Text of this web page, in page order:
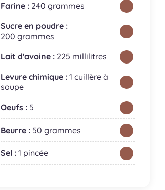
Farine : 240 grammes
Sucre en poudre :
200 grammes
Lait d'avoine : 225 millilitres
Levure chimique : 1 cuillère à
soupe
Oeufs : 5
Beurre : 50 grammes
Sel : 1 pincée